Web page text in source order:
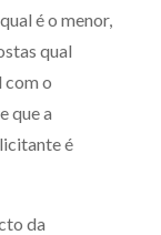
000
é o menor,
qual
com o
que a
é
da